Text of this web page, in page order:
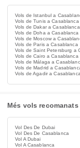
Vols de Istanbul a
Vols de Tunis a Casablanca
Vols de Dakar a Casablanca
Vols de Doha a Casablanca
Vols de Moscow a
Vols de Paris a Casablanca
Vols de Saint Petersburg a
Vols de Cairo a Casablanca
Vols de Málaga a
Vols de Madrid a
Vols de Agadir a Casablanca
Més vols
Vol Des De Dubai
Vol Des De Casablanca
Vol A Dubai
Vol A Casablanca